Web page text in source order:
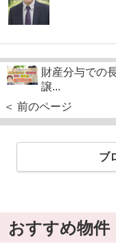
財産分与での
譲...
＜ 前のページ
ブ
おすすめ物件